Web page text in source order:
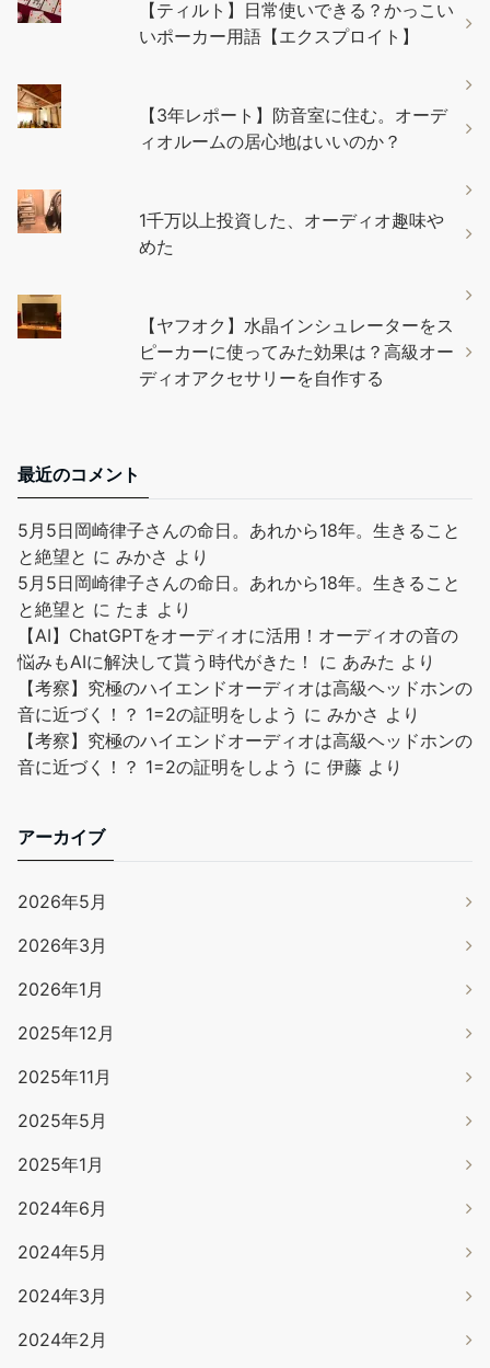
【ティルト】日常使いできる？かっこい
いポーカー用語【エクスプロイト】
【3年レポート】防音室に住む。オーデ
ィオルームの居心地はいいのか？
1千万以上投資した、オーディオ趣味や
めた
【ヤフオク】水晶インシュレーターをス
ピーカーに使ってみた効果は？高級オー
ディオアクセサリーを自作する
最近のコメント
5月5日岡崎律子さんの命日。あれから18年。生きること
と絶望と に みかさ より
5月5日岡崎律子さんの命日。あれから18年。生きること
と絶望と に たま より
【AI】ChatGPTをオーディオに活用！オーディオの音の
悩みもAIに解決して貰う時代がきた！
に あみた より
【考察】究極のハイエンドオーディオは高級ヘッドホンの
音に近づく！？ 1=2の証明をしよう に みかさ より
【考察】究極のハイエンドオーディオは高級ヘッドホンの
音に近づく！？ 1=2の証明をしよう に 伊藤 より
アーカイブ
2026年5月
2026年3月
2026年1月
2025年12月
2025年11月
2025年5月
2025年1月
2024年6月
2024年5月
2024年3月
2024年2月